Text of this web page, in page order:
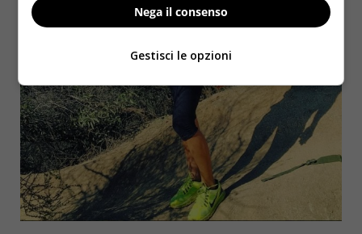
Nega il consenso
Gestisci le opzioni